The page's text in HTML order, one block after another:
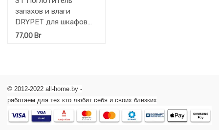
запахов и влаги
DRYPET для шкафов
(угольный, для
77,00 Br
© 2012-2022 all-home.by -
работаем для тех кто любит себя и своих близких